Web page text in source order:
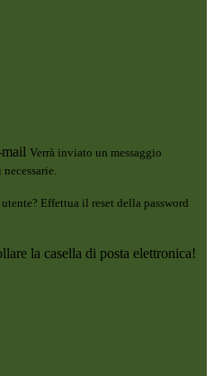
Verrà inviato un messaggio
Effettua il reset della password
la casella di posta elettronica!